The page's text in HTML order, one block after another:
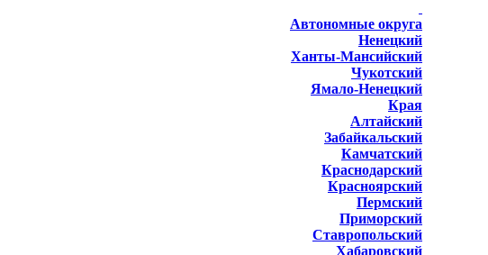
Автономные округа
Ненецкий
Ханты-Мансийский
Чукотский
Ямало-Ненецкий
Края
Алтайский
Забайкальский
Камчатский
Краснодарский
Красноярский
Пермский
Приморский
Ставропольский
Хабаровский